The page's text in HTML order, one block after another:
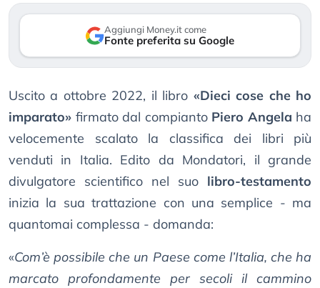
Aggiungi Money.it come
Fonte preferita su Google
Uscito a ottobre 2022, il libro «Dieci cose che ho
imparato» firmato dal compianto Piero Angela ha
velocemente scalato la classifica dei libri più
venduti in Italia. Edito da Mondatori, il grande
divulgatore scientifico nel suo libro-testamento
inizia la sua trattazione con una semplice - ma
quantomai complessa - domanda:
«Com’è possibile che un Paese come l’Italia, che ha
marcato profondamente per secoli il cammino